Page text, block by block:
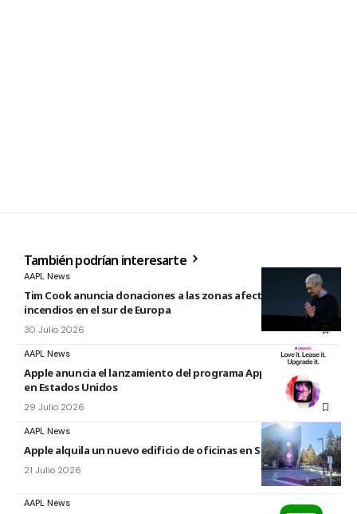
También podrían interesarte
AAPL News
Tim Cook anuncia donaciones a las zonas afectadas por los
incendios en el sur de Europa
30 Julio 2026
AAPL News
Apple anuncia el lanzamiento del programa Apple Upgrade
en Estados Unidos
29 Julio 2026
AAPL News
Apple alquila un nuevo edificio de oficinas en Sunnyvale
21 Julio 2026
AAPL News